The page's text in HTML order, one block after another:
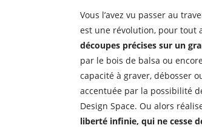
Vous l’avez vu passer au
est une révolution, pour tout
découpes précises sur un
par le bois de balsa ou
capacité à graver, débosser
accentuée par la possibilité
Design Space. Ou alors
liberté infinie, qui ne cesse